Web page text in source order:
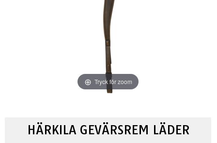
Tryck för zoom
HÄRKILA GEVÄRSREM LÄDER